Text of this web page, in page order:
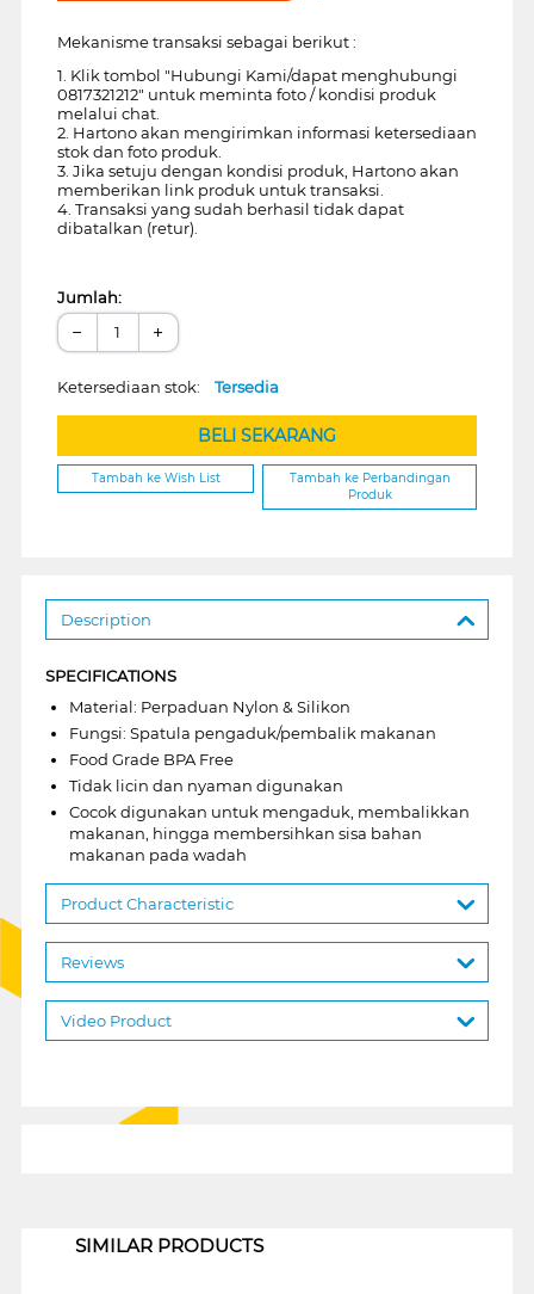
Mekanisme transaksi sebagai berikut :
1. Klik tombol "Hubungi Kami/dapat menghubungi
0817321212" untuk meminta foto / kondisi produk
melalui chat.
2. Hartono akan mengirimkan informasi ketersediaan
stok dan foto produk.
3. Jika setuju dengan kondisi produk, Hartono akan
memberikan link produk untuk transaksi.
4. Transaksi yang sudah berhasil tidak dapat
dibatalkan (retur).
Jumlah:
− +
Ketersediaan stok: Tersedia
BELI SEKARANG
Tambah ke Wish List
Tambah ke Perbandingan
Produk
Description
SPECIFICATIONS
Material: Perpaduan Nylon & Silikon
Fungsi: Spatula pengaduk/pembalik makanan
Food Grade BPA Free
Tidak licin dan nyaman digunakan
Cocok digunakan untuk mengaduk, membalikkan
makanan, hingga membersihkan sisa bahan
makanan pada wadah
Product Characteristic
Reviews
Video Product
SIMILAR PRODUCTS